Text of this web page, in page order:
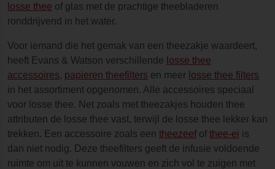
losse thee of glas met de prachtige theebladeren
ronddrijvend in het water.
Voor iemand die het gemak van een theezakje waardeert,
heeft Evans & Watson verschillende losse thee
accessoires, papieren theefilters en meer losse thee filters
in het assortiment opgenomen. Alle accessoires speciaal
voor losse thee. Net zoals met theezakjes houden thee
attributen de losse thee vast, terwijl de losse thee lekker kan
trekken. Een accessoire zoals een theezeef of thee-ei is
dan niet nodig. Deze theefilters geeft de infusie voldoende
ruimte om uit te kunnen vouwen en zich vol te zuigen met